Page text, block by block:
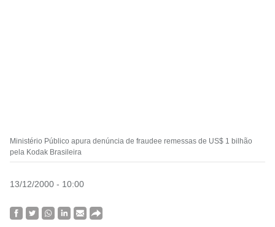
Ministério Público apura denúncia de fraudee remessas de US$ 1 bilhão
pela Kodak Brasileira
13/12/2000 - 10:00